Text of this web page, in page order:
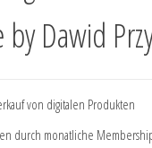
Dawid
von digitalen Produkten
durch monatliche